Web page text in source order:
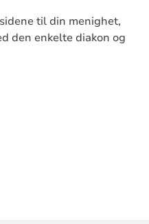
til din menighet,
den enkelte diakon og